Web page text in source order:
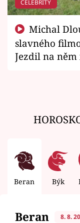
CELEBRITY
slavného
Jezdil na
Beran Býk
Beran 8. 8.